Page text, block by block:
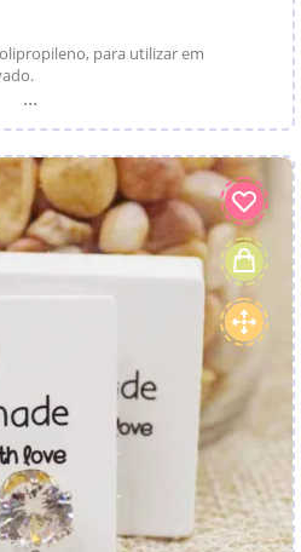
para utilizar em
...